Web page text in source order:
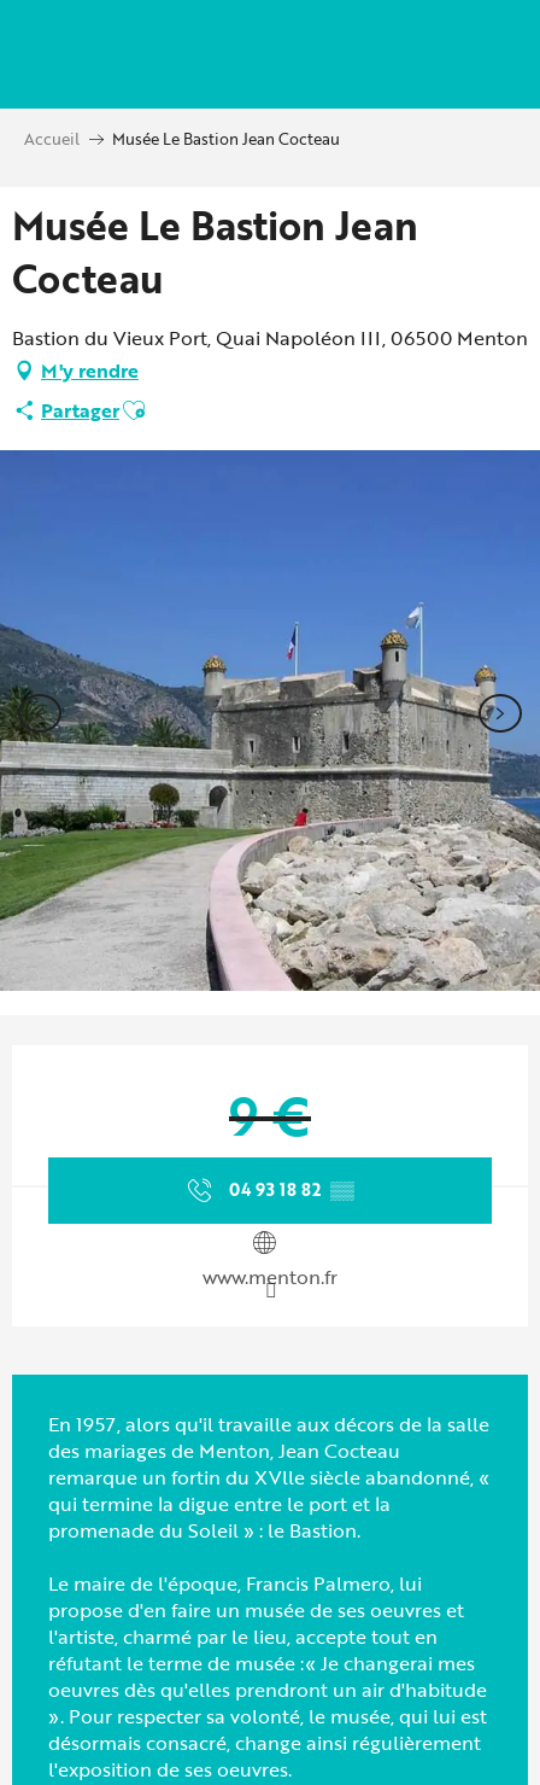
principal
Accueil Musée Le Bastion Jean Cocteau
Musée Le Bastion Jean
Cocteau
Bastion du Vieux Port, Quai Napoléon III, 06500 Menton
M'y rendre
PartagerAjouter aux favoris
9 €
04 93 18 82 ▒▒
www.menton.fr
En 1957, alors qu'il travaille aux décors de la salle
des mariages de Menton, Jean Cocteau
remarque un fortin du XVlle siècle abandonné, «
qui termine la digue entre le port et la
promenade du Soleil » : le Bastion.
Le maire de l'époque, Francis Palmero, lui
propose d'en faire un musée de ses oeuvres et
l'artiste, charmé par le lieu, accepte tout en
réfutant le terme de musée :« Je changerai mes
oeuvres dès qu'elles prendront un air d'habitude
». Pour respecter sa volonté, le musée, qui lui est
désormais consacré, change ainsi régulièrement
l'exposition de ses oeuvres.